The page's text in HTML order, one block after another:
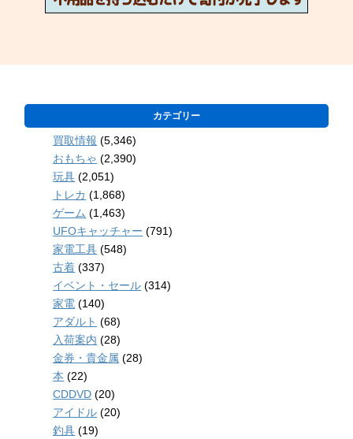
カテゴリー
買取情報 (5,346)
おもちゃ (2,390)
玩具 (2,051)
トレカ (1,868)
ゲーム (1,463)
UFOキャッチャー (791)
家電工具 (548)
古着 (337)
イベント・セール (314)
家電 (140)
アダルト (68)
入荷案内 (28)
金券・貴金属 (28)
本 (22)
CDDVD (20)
アイドル (20)
釣具 (19)